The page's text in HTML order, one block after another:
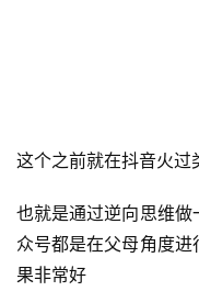
这个之前就在抖音火过
也就是通过逆向思维
众号都是在父母角度
果非常好